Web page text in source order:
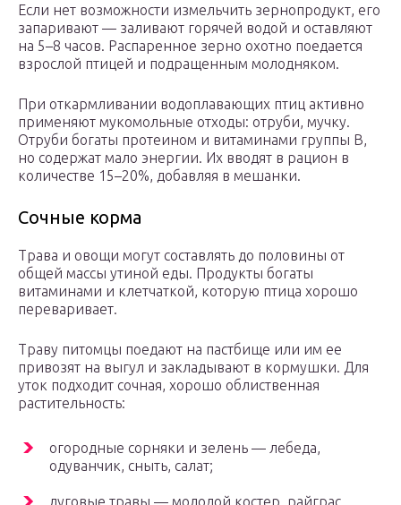
Если нет возможности измельчить зернопродукт, его
запаривают — заливают горячей водой и оставляют
на 5–8 часов. Распаренное зерно охотно поедается
взрослой птицей и подращенным молодняком.
При откармливании водоплавающих птиц активно
применяют мукомольные отходы: отруби, мучку.
Отруби богаты протеином и витаминами группы В,
но содержат мало энергии. Их вводят в рацион в
количестве 15–20%, добавляя в мешанки.
Сочные корма
Трава и овощи могут составлять до половины от
общей массы утиной еды. Продукты богаты
витаминами и клетчаткой, которую птица хорошо
переваривает.
Траву питомцы поедают на пастбище или им ее
привозят на выгул и закладывают в кормушки. Для
уток подходит сочная, хорошо облиственная
растительность:
огородные сорняки и зелень — лебеда,
одуванчик, сныть, салат;
луговые травы — молодой костер, райграс,